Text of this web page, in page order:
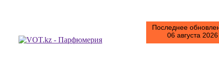
Последнее
06 августа